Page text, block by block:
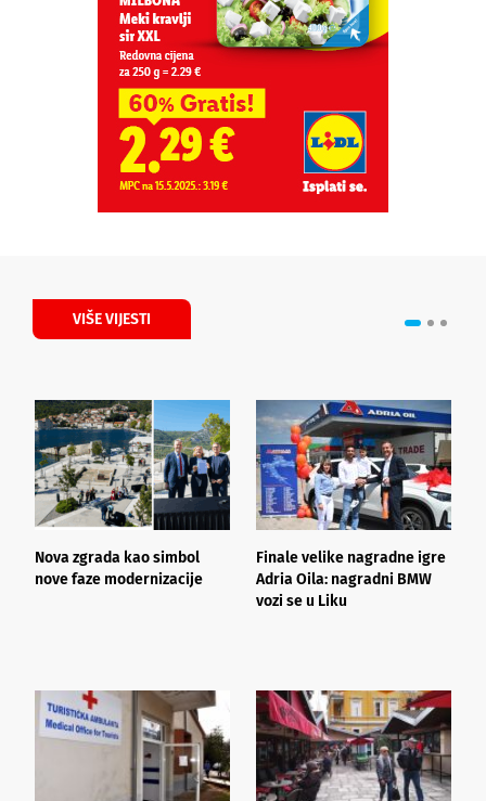
VIŠE VIJESTI
Nova zgrada kao simbol
nove faze modernizacije
Finale velike nagradne igre
Adria Oila: nagradni BMW
vozi se u Liku